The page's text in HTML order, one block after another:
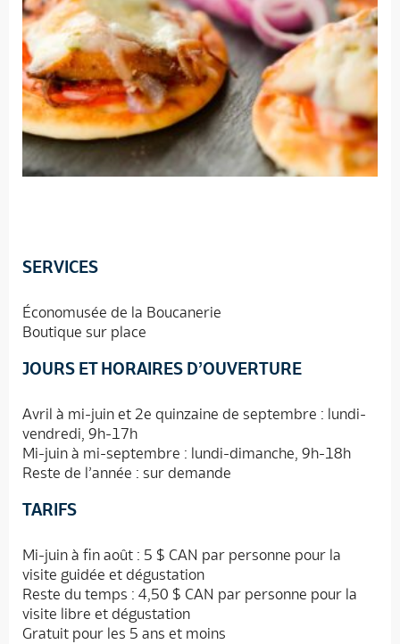
SERVICES
Économusée de la Boucanerie
Boutique sur place
JOURS ET HORAIRES D’OUVERTURE
Avril à mi-juin et 2e quinzaine de septembre : lundi-
vendredi, 9h-17h
Mi-juin à mi-septembre : lundi-dimanche, 9h-18h
Reste de l’année : sur demande
TARIFS
Mi-juin à fin août : 5 $ CAN par personne pour la
visite guidée et dégustation
Reste du temps : 4,50 $ CAN par personne pour la
visite libre et dégustation
Gratuit pour les 5 ans et moins